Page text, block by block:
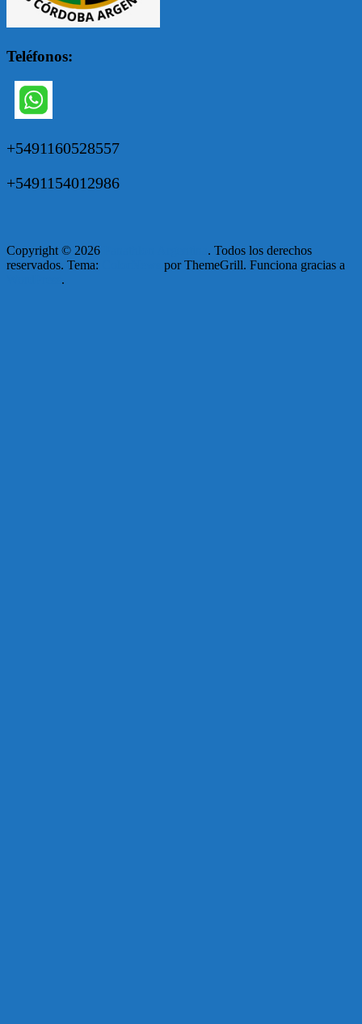
Teléfonos:
+5491160528557
+5491154012986
Copyright © 2026
. Todos los derechos
reservados. Tema:
por ThemeGrill. Funciona gracias a
.